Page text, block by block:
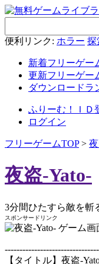
便利リンク: ホラー 探
新着フリーゲー
更新フリーゲー
ダウンロードラ
ふりーむ！ＩＤ
ログイン
フリーゲームTOP>
夜盗-Yato-
3分間ひたすら敵を斬
スポンサードリンク
【タイトル】夜盗-